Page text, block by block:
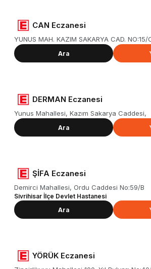
CAN Eczanesi
YUNUS MAH. KAZIM SAKARYA CAD. NO:15/
Ara
DERMAN Eczanesi
Yunus Mahallesi, Kazım Sakarya Caddesi,
Ara
ŞİFA Eczanesi
Demirci Mahallesi, Ordu Caddesi No:59/B
Sivrihisar İlçe Devlet Hastanesi
Ara
YÖRÜK Eczanesi